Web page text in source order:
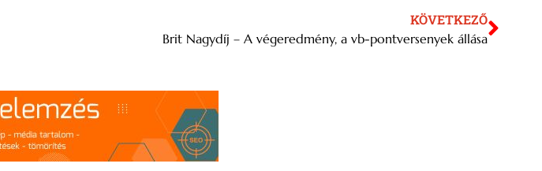
KÖVETKEZŐ
Brit Nagydíj – A végeredmény, a vb-pontversenyek állása